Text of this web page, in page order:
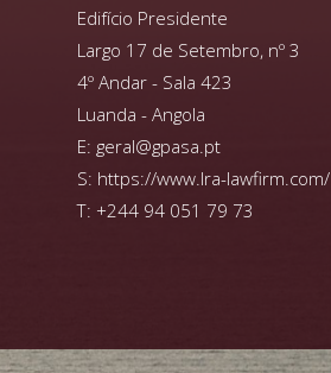
Edifício Presidente
Largo 17 de Setembro, nº 3
4º Andar - Sala 423
Luanda - Angola
E: geral@gpasa.pt
S: https://www.lra-lawfirm.com/
T: +244 94 051 79 73